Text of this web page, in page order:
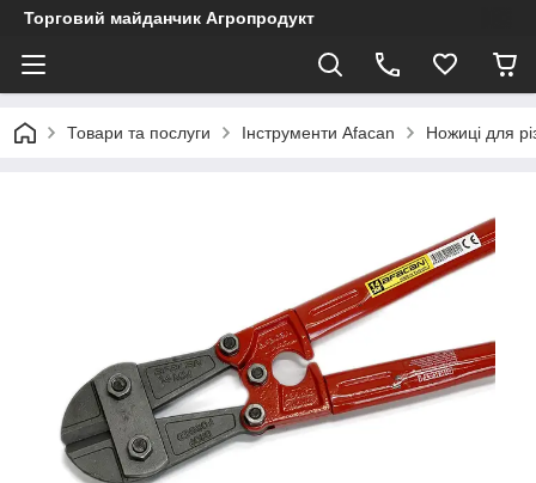
Торговий майданчик Агропродукт
Товари та послуги Інструменти Afacan Ножиці для